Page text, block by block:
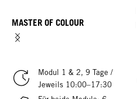
MASTER OF COLOUR
Modul 1 & 2, 9 Tage /
Jeweils 10:00–17:30